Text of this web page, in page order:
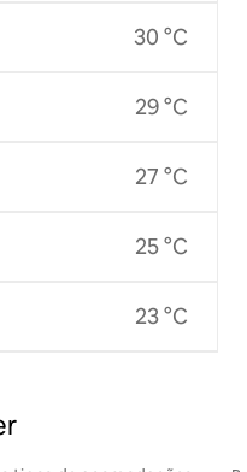
30 °C
29 °C
27 °C
25 °C
23 °C